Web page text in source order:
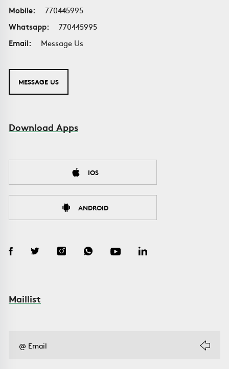
Mobile:
770445995
Whatsapp:
770445995
Email:
Message Us
MESSAGE US
Download Apps
IOS
ANDROID
Maillist